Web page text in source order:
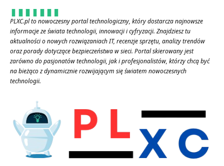
PLXC.pl to nowoczesny portal technologiczny, który dostarcza najnowsze
informacje ze świata technologii, innowacji i cyfryzacji. Znajdziesz tu
aktualności o nowych rozwiązaniach IT, recenzje sprzętu, analizy trendów
oraz porady dotyczące bezpieczeństwa w sieci. Portal skierowany jest
zarówno do pasjonatów technologii, jak i profesjonalistów, którzy chcą być
na bieżąco z dynamicznie rozwijającym się światem nowoczesnych
technologii.